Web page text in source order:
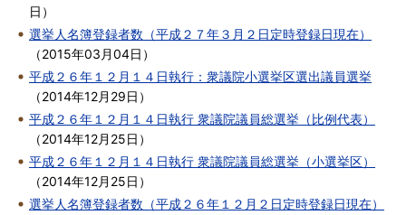
日 ）
選挙人名簿登録者数（平成２７年３月２日定時登録日現在）
（2015年03月04日 ）
平成２６年１２月１４日執行：衆議院小選挙区選出議員選挙
（2014年12月29日 ）
平成２６年１２月１４日執行 衆議院議員総選挙（比例代表）
（2014年12月25日 ）
平成２６年１２月１４日執行 衆議院議員総選挙（小選挙区）
（2014年12月25日 ）
選挙人名簿登録者数（平成２６年１２月２日定時登録日現在）